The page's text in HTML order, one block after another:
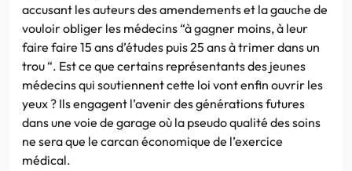
accusant les auteurs des amendements et la gauche de
vouloir obliger les médecins “à gagner moins, à leur
faire faire 15 ans d’études puis 25 ans à trimer dans un
trou “. Est ce que certains représentants des jeunes
médecins qui soutiennent cette loi vont enfin ouvrir les
yeux ? Ils engagent l’avenir des générations futures
dans une voie de garage où la pseudo qualité des soins
ne sera que le carcan économique de l’exercice
médical.